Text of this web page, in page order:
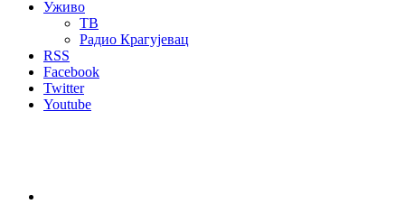
Уживо
ТВ
Радио Крагујевац
RSS
Facebook
Twitter
Youtube